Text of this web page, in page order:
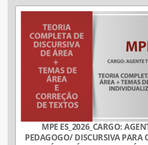
MPE ES_2026_CARGO:
PEDAGOGO/ DISCURSIVA PARA